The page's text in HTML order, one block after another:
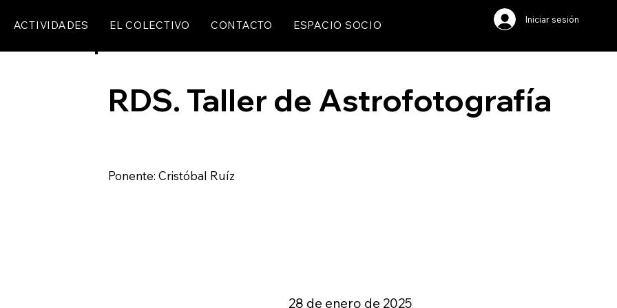
ACTIVIDADES EL COLECTIVO CONTACTO ESPACIO SOCIO Iniciar sesión
RDS. Taller de Astrofotografía
Ponente: Cristóbal Ruíz
28 de enero de 2025